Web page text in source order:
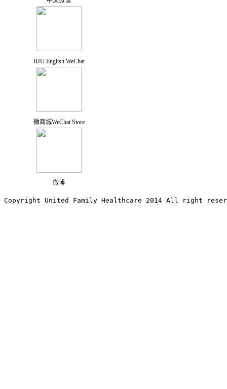
BJU English WeChat
微商城WeChat Store
微博
Copyright United Family Healthcare 2014 All right